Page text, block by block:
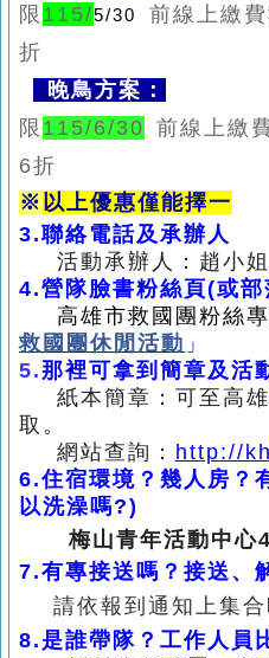
限 115/5/30 前線上繳
折
晚鳥方案：
限 115/6/30 前線上繳
6折
※ 以上優惠僅能擇一
3.聯絡電話及承辦人
活動承辦人：趙小
4.營隊臉書粉絲頁(或
高雄市救國團粉絲專
救國團休閒活動 」
5.那裡可拿到簡章及活
紙本簡章：可至高
取。
網站查詢： http://
6.住宿環境？幾人房？
以洗澡嗎?)
梅山青年活動中心
7.有專接送嗎？接送、
請依報到通知上集合
8. 是誰帶隊？工作人員